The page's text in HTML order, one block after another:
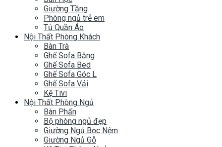
Giường Tầng
Phòng ngủ trẻ em
Tủ Quần Áo
Nội Thất Phòng Khách
Bàn Trà
Ghế Sofa Băng
Ghế Sofa Bed
Ghế Sofa Góc L
Ghế Sofa Vải
Kệ Tivi
Nội Thất Phòng Ngủ
Bàn Phấn
Bộ phòng ngủ đẹp
Giường Ngủ Bọc Nệm
Giường Ngủ Gỗ